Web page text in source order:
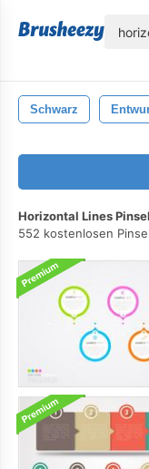
Schwarz
Horizontal Lines Pinsel
552 kostenlosen